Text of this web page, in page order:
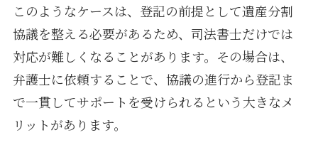
このようなケースは、登記の前提として遺産分割
協議を整える必要があるため、司法書士だけでは
対応が難しくなることがあります。その場合は、
弁護士に依頼することで、協議の進行から登記ま
で一貫してサポートを受けられるという大きなメ
リットがあります。